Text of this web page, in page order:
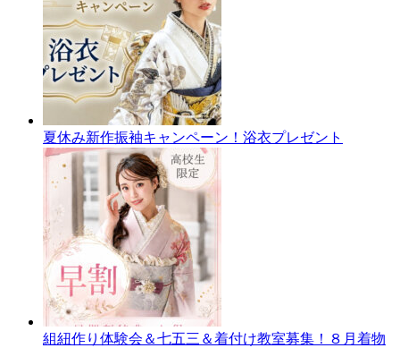
夏休み新作振袖キャンペーン！浴衣プレゼント
組紐作り体験会＆七五三＆着付け教室募集！８月着物